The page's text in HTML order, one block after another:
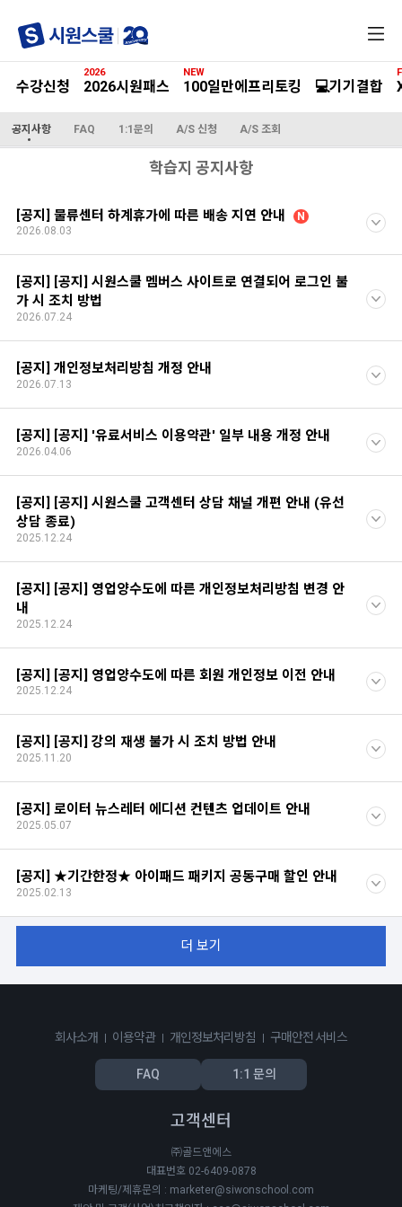
메
수강신청 2026시원패스
2026
100일만에프리토킹
NEW
💻기기결합
공지사항 FAQ 1:1문의 A/S 신청 A/S 조회
학습지 공지사항
[공지] 물류센터 하계휴가에 따른 배송 지연 안내
N
2026.08.03
[공지] [공지] 시원스쿨 멤버스 사이트로 연결되어 로그인 불
가 시 조치 방법
2026.07.24
[공지] 개인정보처리방침 개정 안내
2026.07.13
[공지] [공지] '유료서비스 이용약관' 일부 내용 개정 안내
2026.04.06
[공지] [공지] 시원스쿨 고객센터 상담 채널 개편 안내 (유선
상담 종료)
2025.12.24
[공지] [공지] 영업양수도에 따른 개인정보처리방침 변경 안
내
2025.12.24
[공지] [공지] 영업양수도에 따른 회원 개인정보 이전 안내
2025.12.24
[공지] [공지] 강의 재생 불가 시 조치 방법 안내
2025.11.20
[공지] 로이터 뉴스레터 에디션 컨텐츠 업데이트 안내
2025.05.07
[공지] ★기간한정★ 아이패드 패키지 공동구매 할인 안내
2025.02.13
더 보기
회사소개 이용약관 개인정보처리방침 구매안전 서비스
FAQ 1:1 문의
고객센터
㈜골드앤에스
대표번호 02-6409-0878
마케팅/제휴문의 : marketer@siwonschool.com